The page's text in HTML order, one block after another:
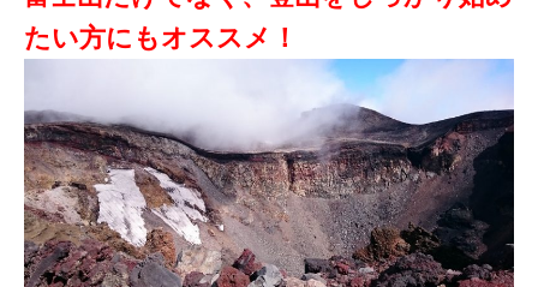
たい方にもオススメ！